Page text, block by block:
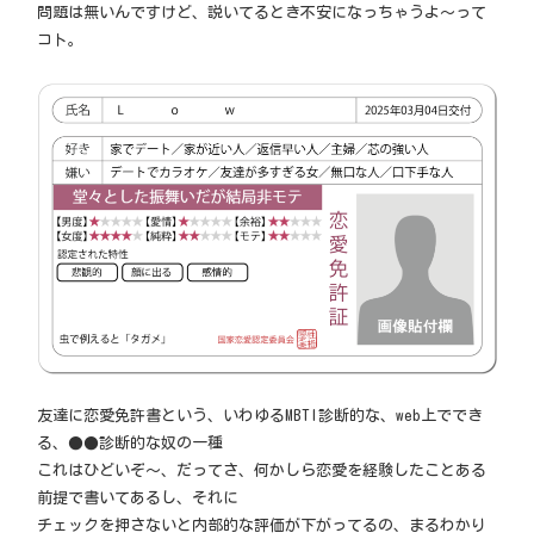
問題は無いんですけど、説いてるとき不安になっちゃうよ～って
コト。
友達に恋愛免許書という、いわゆるMBTI診断的な、web上ででき
る、●●診断的な奴の一種
これはひどいぞ～、だってさ、何かしら恋愛を経験したことある
前提で書いてあるし、それに
チェックを押さないと内部的な評価が下がってるの、まるわかり